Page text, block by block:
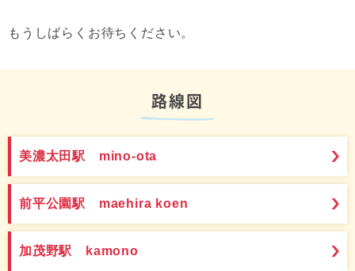
もうしばらくお待ちください。
路線図
美濃太田駅 mino-ota
前平公園駅 maehira koen
加茂野駅 kamono